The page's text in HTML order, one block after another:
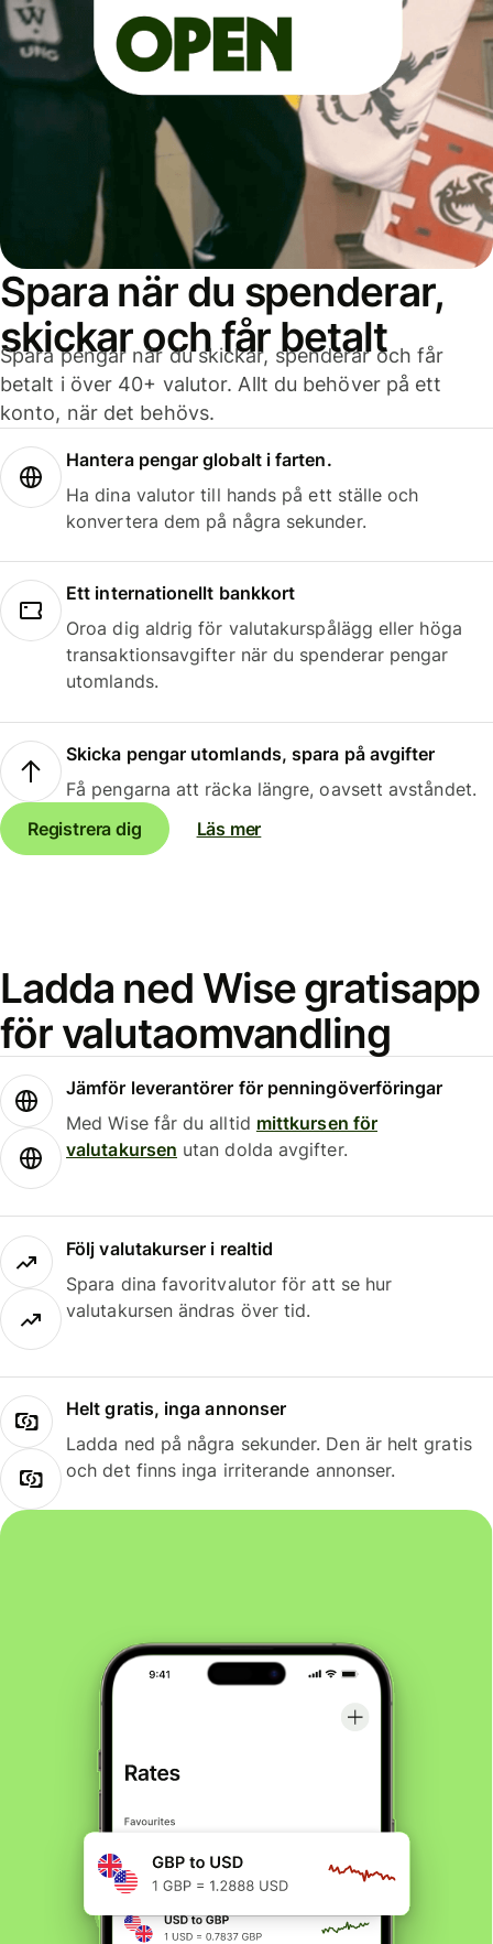
Spara när du spenderar,
skickar och får betalt
Spara pengar när du skickar, spenderar och får
betalt i över 40+ valutor. Allt du behöver på ett
konto, när det behövs.
Hantera pengar globalt i farten.
Ha dina valutor till hands på ett ställe och
konvertera dem på några sekunder.
Ett internationellt bankkort
Oroa dig aldrig för valutakurspålägg eller höga
transaktionsavgifter när du spenderar pengar
utomlands.
Skicka pengar utomlands, spara på avgifter
Få pengarna att räcka längre, oavsett avståndet.
Registrera dig
Läs mer
Ladda ned Wise gratisapp
för valutaomvandling
Jämför leverantörer för penningöverföringar
Med Wise får du alltid mittkursen för
valutakursen utan dolda avgifter.
Följ valutakurser i realtid
Spara dina favoritvalutor för att se hur
valutakursen ändras över tid.
Helt gratis, inga annonser
Ladda ned på några sekunder. Den är helt gratis
och det finns inga irriterande annonser.